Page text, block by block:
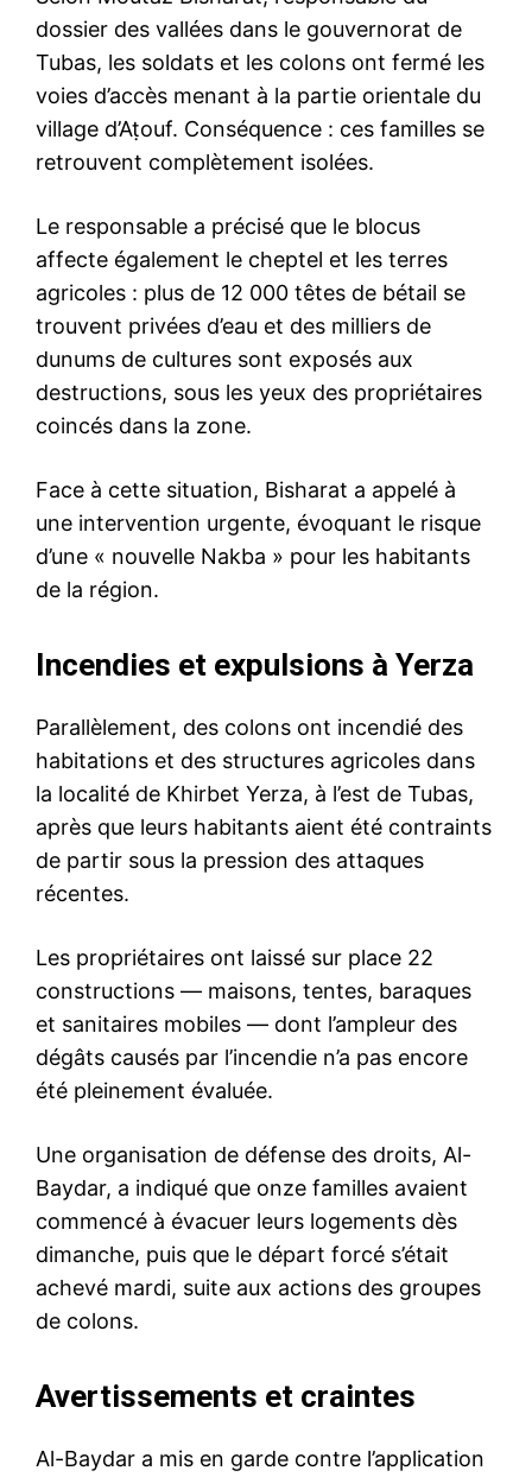
dossier des vallées dans le gouvernorat de
Tubas, les soldats et les colons ont fermé les
voies d’accès menant à la partie orientale du
village d’Aṭouf. Conséquence : ces familles se
retrouvent complètement isolées.
Le responsable a précisé que le blocus
affecte également le cheptel et les terres
agricoles : plus de 12 000 têtes de bétail se
trouvent privées d’eau et des milliers de
dunums de cultures sont exposés aux
destructions, sous les yeux des propriétaires
coincés dans la zone.
Face à cette situation, Bisharat a appelé à
une intervention urgente, évoquant le risque
d’une « nouvelle Nakba » pour les habitants
de la région.
Incendies et expulsions à Yerza
Parallèlement, des colons ont incendié des
habitations et des structures agricoles dans
la localité de Khirbet Yerza, à l’est de Tubas,
après que leurs habitants aient été contraints
de partir sous la pression des attaques
récentes.
Les propriétaires ont laissé sur place 22
constructions — maisons, tentes, baraques
et sanitaires mobiles — dont l’ampleur des
dégâts causés par l’incendie n’a pas encore
été pleinement évaluée.
Une organisation de défense des droits, Al-
Baydar, a indiqué que onze familles avaient
commencé à évacuer leurs logements dès
dimanche, puis que le départ forcé s’était
achevé mardi, suite aux actions des groupes
de colons.
Avertissements et craintes
Al-Baydar a mis en garde contre l’application